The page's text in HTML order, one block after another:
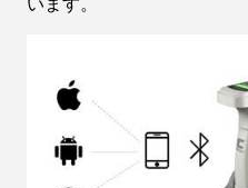
います。